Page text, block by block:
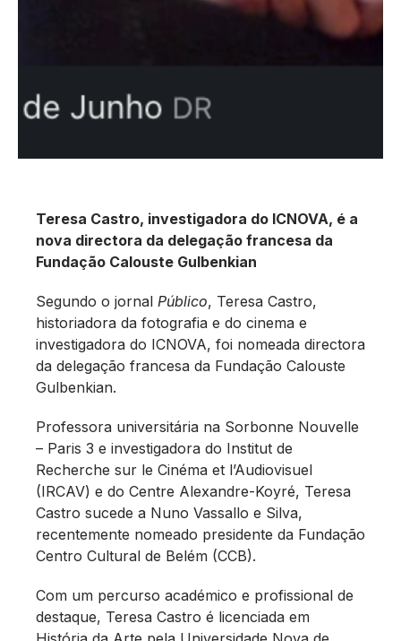
Teresa Castro, investigadora do ICNOVA, é a
nova directora da delegação francesa da
Fundação Calouste Gulbenkian
Segundo o jornal Público, Teresa Castro,
historiadora da fotografia e do cinema e
investigadora do ICNOVA, foi nomeada directora
da delegação francesa da Fundação Calouste
Gulbenkian.
Professora universitária na Sorbonne Nouvelle
– Paris 3 e investigadora do Institut de
Recherche sur le Cinéma et l’Audiovisuel
(IRCAV) e do Centre Alexandre-Koyré, Teresa
Castro sucede a Nuno Vassallo e Silva,
recentemente nomeado presidente da Fundação
Centro Cultural de Belém (CCB).
Com um percurso académico e profissional de
destaque, Teresa Castro é licenciada em